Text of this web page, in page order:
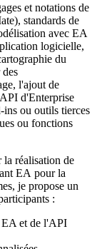
et notations de
standards de
avec EA
logicielle,
du
l'ajout de
d'Enterprise
ins ou outils tierces
ou fonctions
la réalisation de
EA pour la
je propose un
:
EA et de l'API